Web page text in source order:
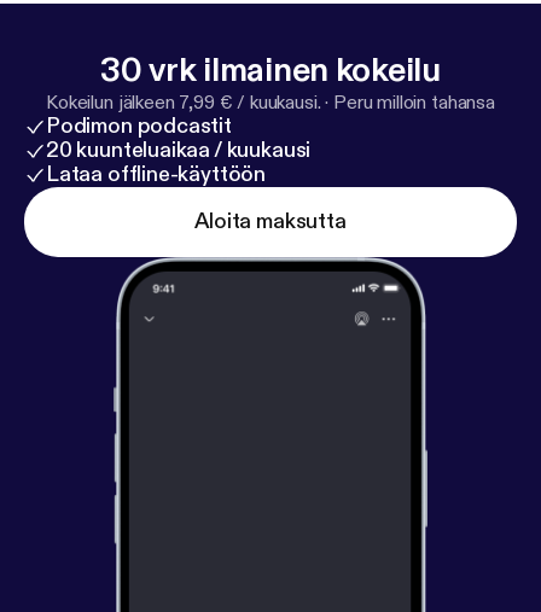
30 vrk ilmainen kokeilu
Kokeilun jälkeen 7,99 € / kuukausi. · Peru milloin tahansa
Podimon podcastit
20 kuunteluaikaa / kuukausi
Lataa offline-käyttöön
Aloita maksutta